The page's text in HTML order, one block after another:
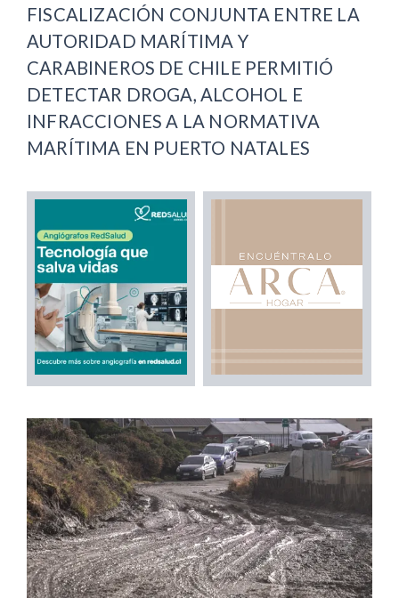
FISCALIZACIÓN CONJUNTA ENTRE LA
AUTORIDAD MARÍTIMA Y
CARABINEROS DE CHILE PERMITIÓ
DETECTAR DROGA, ALCOHOL E
INFRACCIONES A LA NORMATIVA
MARÍTIMA EN PUERTO NATALES